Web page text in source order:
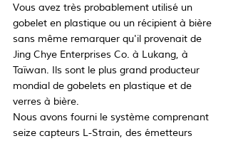
Vous avez très probablement utilisé un
gobelet en plastique ou un récipient à bière
sans même remarquer qu'il provenait de
Jing Chye Enterprises Co. à Lukang, à
Taïwan. Ils sont le plus grand producteur
mondial de gobelets en plastique et de
verres à bière.
Nous avons fourni le système comprenant
seize capteurs L-Strain, des émetteurs